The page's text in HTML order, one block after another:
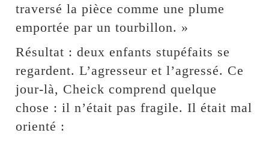
traversé la pièce comme une plume
emportée par un tourbillon. »
Résultat : deux enfants stupéfaits se
regardent. L’agresseur et l’agressé. Ce
jour-là, Cheick comprend quelque
chose : il n’était pas fragile. Il était mal
orienté :